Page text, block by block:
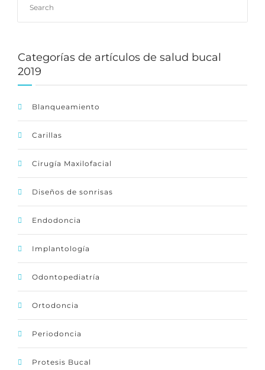
Categorías de artículos de salud bucal
2019
Blanqueamiento
Carillas
Cirugía Maxilofacial
Diseños de sonrisas
Endodoncia
Implantología
Odontopediatría
Ortodoncia
Periodoncia
Protesis Bucal